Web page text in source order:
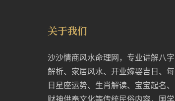
关于我们
沙沙情商风水命理网，专业讲解八字
解析、家居风水、开业嫁娶吉日、每
日星座运势、生肖解读、宝宝起名、
财神供奉文化等传统民俗内容，国学